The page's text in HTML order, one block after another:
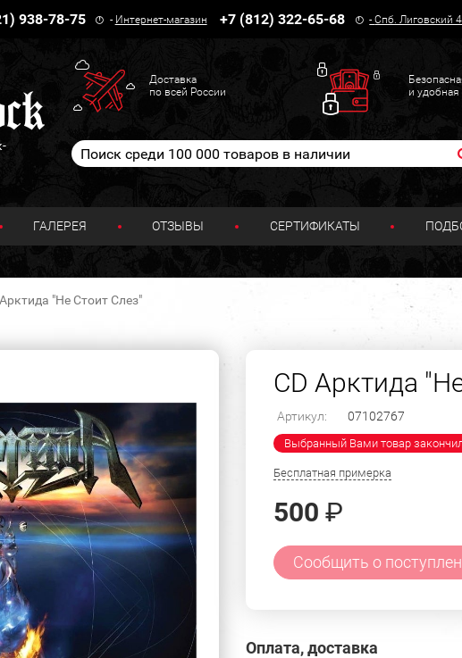
938-78-75 - Интернет-магазин +7 (812) 322-65-68 -Спб. Лиговский
Доставка
по всей России
и удобная
ГАЛЕРЕЯ ОТЗЫВЫ СЕРТИФИКАТЫ
"Не Стоит Слез"
CD Арктида
Артикул: 07102767
Выбранный Вами товар
Бесплатная примерка
500 ₽
Сообщить о
Оплата, доставка